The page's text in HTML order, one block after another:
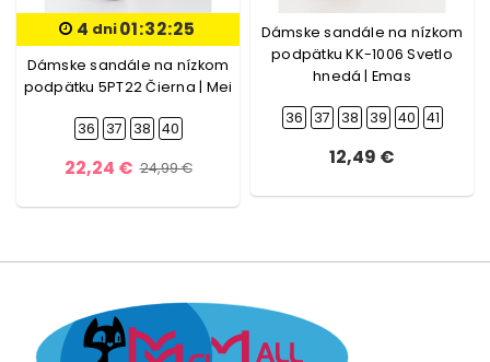
4 dni 01:32:24
Dámske sandále na nízkom
podpätku 5PT22 Čierna | Mei
36 37 38 40
22,24 € 24,99 €
Dámske sandále na nízkom
podpätku KK-1006 Svetlo
hnedá | Emas
36 37 38 39 40 41
12,49 €